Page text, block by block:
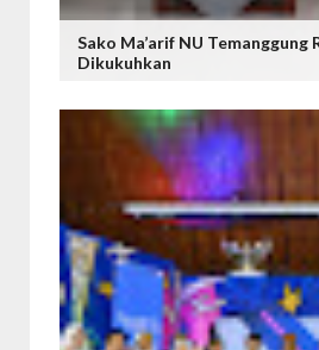
Sako Ma’arif NU Temanggung
Dikukuhkan